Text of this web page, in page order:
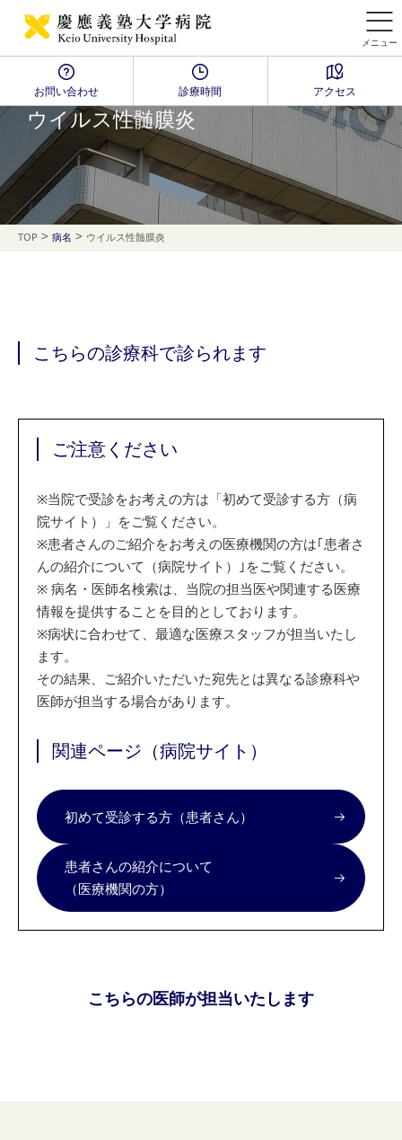
メニュー
お問い合わせ 診療時間 アクセス
Disease Name Search
ウイルス性髄膜炎
TOP > 病名 > ウイルス性髄膜炎
こちらの診療科で診られます
ご注意ください
※当院で受診をお考えの方は「初めて受診する方（病
院サイト）」をご覧ください。
※患者さんのご紹介をお考えの医療機関の方は｢患者さ
んの紹介について（病院サイト）｣をご覧ください。
※ 病名・医師名検索は、当院の担当医や関連する医療
情報を提供することを目的としております。
※病状に合わせて、最適な医療スタッフが担当いたし
ます。
その結果、ご紹介いただいた宛先とは異なる診療科や
医師が担当する場合があります。
関連ページ（病院サイト）
初めて受診する方（患者さん）
患者さんの紹介について
（医療機関の方）
こちらの医師が担当いたします